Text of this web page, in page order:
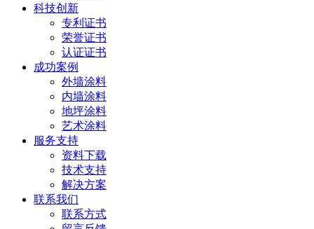
科技创新
专利证书
荣誉证书
认证证书
成功案例
外墙涂料
内墙涂料
地坪涂料
艺术涂料
服务支持
资料下载
技术支持
解决方案
联系我们
联系方式